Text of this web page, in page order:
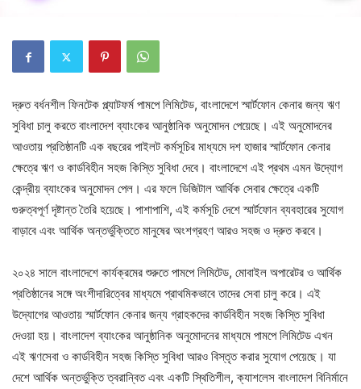
দ্রুত বর্ধনশীল ফিনটেক প্ল্যাটফর্ম পামপে লিমিটেড, বাংলাদেশে স্মার্টফোন কেনার জন্য ঋণ
সুবিধা চালু করতে বাংলাদেশ ব্যাংকের আনুষ্ঠানিক অনুমোদন পেয়েছে। এই অনুমোদনের
আওতায় প্রতিষ্ঠানটি এক বছরের পাইলট কর্মসূচির মাধ্যমে দশ হাজার স্মার্টফোন কেনার
ক্ষেত্রে ঋণ ও কার্ডবিহীন সহজ কিস্তি সুবিধা দেবে। বাংলাদেশে এই প্রথম এমন উদ্যোগ
কেন্দ্রীয় ব্যাংকের অনুমোদন পেল। এর ফলে ডিজিটাল আর্থিক সেবার ক্ষেত্রে একটি
গুরুত্বপূর্ণ দৃষ্টান্ত তৈরি হয়েছে। পাশাপাশি, এই কর্মসূচি দেশে স্মার্টফোন ব্যবহারের সুযোগ
বাড়াবে এবং আর্থিক অন্তর্ভুক্তিতে মানুষের অংশগ্রহণ আরও সহজ ও দ্রুত করবে।
২০২৪ সালে বাংলাদেশে কার্যক্রমের শুরুতে পামপে লিমিটেড, মোবাইল অপারেটর ও আর্থিক
প্রতিষ্ঠানের সঙ্গে অংশীদারিত্বের মাধ্যমে প্রাথমিকভাবে তাদের সেবা চালু করে। এই
উদ্যোগের আওতায় স্মার্টফোন কেনার জন্য গ্রাহকদের কার্ডবিহীন সহজ কিস্তি সুবিধা
দেওয়া হয়। বাংলাদেশ ব্যাংকের আনুষ্ঠানিক অনুমোদনের মাধ্যমে পামপে লিমিটেড এখন
এই ঋণসেবা ও কার্ডবিহীন সহজ কিস্তি সুবিধা আরও বিস্তৃত করার সুযোগ পেয়েছে। যা
দেশে আর্থিক অন্তর্ভুক্তি ত্বরান্বিত এবং একটি স্থিতিশীল, ক্যাশলেস বাংলাদেশ বিনির্মানে